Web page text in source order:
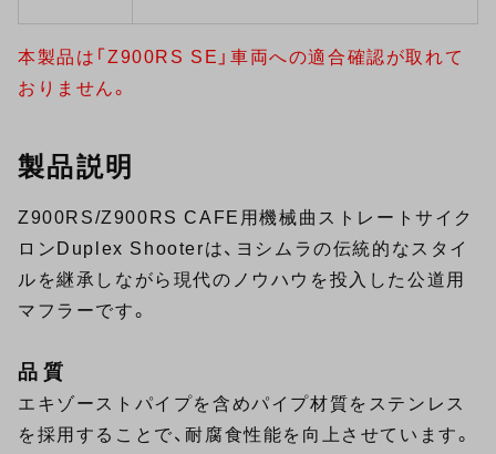
本製品は「Z900RS SE」車両への適合確認が取れて
おりません。
製品説明
Z900RS/Z900RS CAFE用機械曲ストレートサイク
ロンDuplex Shooterは、ヨシムラの伝統的なスタイ
ルを継承しながら現代のノウハウを投入した公道用
マフラーです。
品質
エキゾーストパイプを含めパイプ材質をステンレス
を採用することで、耐腐食性能を向上させています。